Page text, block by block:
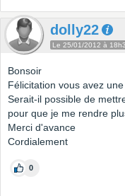
dolly22
Le 25/01/2012 à
Bonsoir
Félicitation vous avez
Serait-il possible de
pour que je me rendre
Merci d'avance
Cordialement
0